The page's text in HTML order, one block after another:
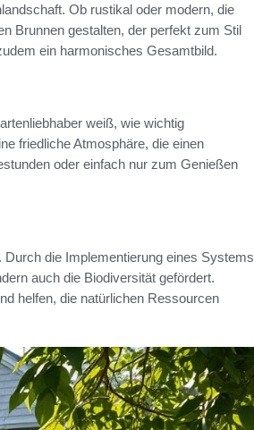
Ob rustikal oder modern, die
Brunnen gestalten, der perfekt zum Stil
ein harmonisches Gesamtbild.
weiß, wie wichtig
friedliche Atmosphäre, die einen
oder einfach nur zum Genießen
Durch die Implementierung eines Systems
auch die Biodiversität gefördert.
helfen, die natürlichen Ressourcen